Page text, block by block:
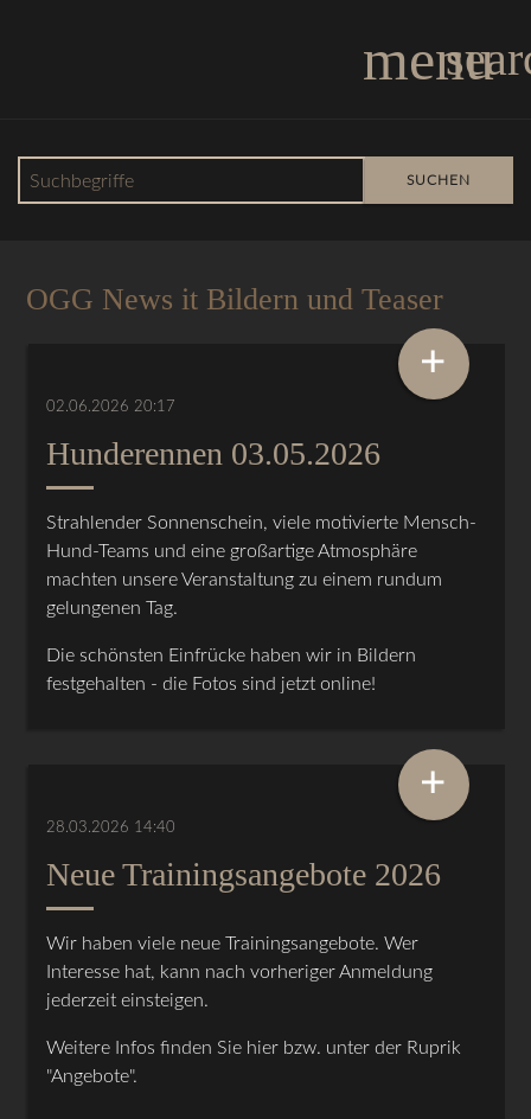
menu
Suchbegriffe SUCHEN
OGG News
OGG News it Bildern und Teaser
02.06.2026 20:17
Hunderennen 03.05.2026
Strahlender Sonnenschein, viele motivierte Mensch-
Hund-Teams und eine großartige Atmosphäre
machten unsere Veranstaltung zu einem rundum
gelungenen Tag.
Die schönsten Einfrücke haben wir in Bildern
festgehalten - die Fotos sind jetzt online!
+
28.03.2026 14:40
Neue Trainingsangebote 2026
Wir haben viele neue Trainingsangebote. Wer
Interesse hat, kann nach vorheriger Anmeldung
jederzeit einsteigen.
Weitere Infos finden Sie hier bzw. unter der Ruprik
"Angebote".
+